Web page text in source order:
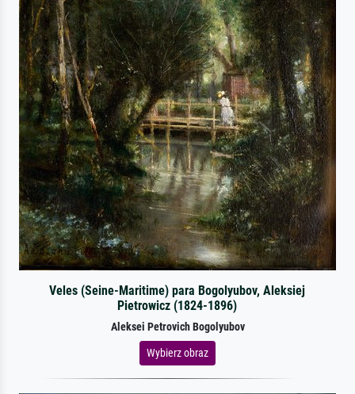
Veles (Seine-Maritime) para Bogolyubov, Aleksiej
Pietrowicz (1824-1896)
Aleksei Petrovich Bogolyubov
Wybierz obraz